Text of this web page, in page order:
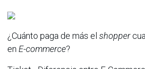
¿Cuánto paga de más el shopper
en E-commerce?